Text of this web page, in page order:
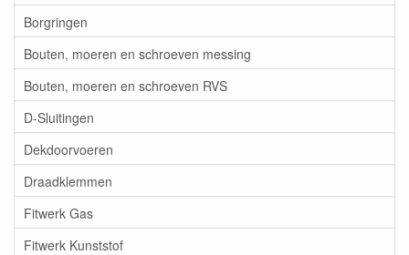
Borgringen
Bouten, moeren en schroeven messing
Bouten, moeren en schroeven RVS
D-Sluitingen
Dekdoorvoeren
Draadklemmen
Fitwerk Gas
Fitwerk Kunststof